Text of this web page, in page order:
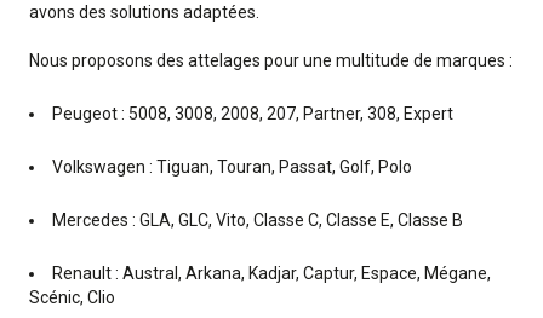
avons des solutions adaptées.
Nous proposons des attelages pour une multitude de marques :
Peugeot : 5008, 3008, 2008, 207, Partner, 308, Expert
Volkswagen : Tiguan, Touran, Passat, Golf, Polo
Mercedes : GLA, GLC, Vito, Classe C, Classe E, Classe B
Renault : Austral, Arkana, Kadjar, Captur, Espace, Mégane,
Scénic, Clio